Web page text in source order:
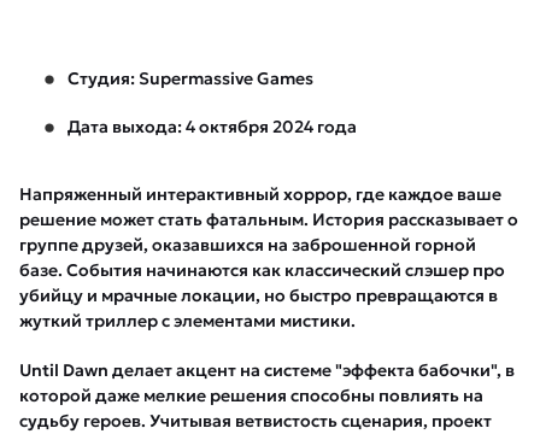
Студия: Supermassive Games
Дата выхода: 4 октября 2024 года
Напряженный интерактивный хоррор, где каждое ваше
решение может стать фатальным. История рассказывает о
группе друзей, оказавшихся на заброшенной горной
базе. События начинаются как классический слэшер про
убийцу и мрачные локации, но быстро превращаются в
жуткий триллер с элементами мистики.
Until Dawn делает акцент на системе "эффекта бабочки", в
которой даже мелкие решения способны повлиять на
судьбу героев. Учитывая ветвистость сценария, проект